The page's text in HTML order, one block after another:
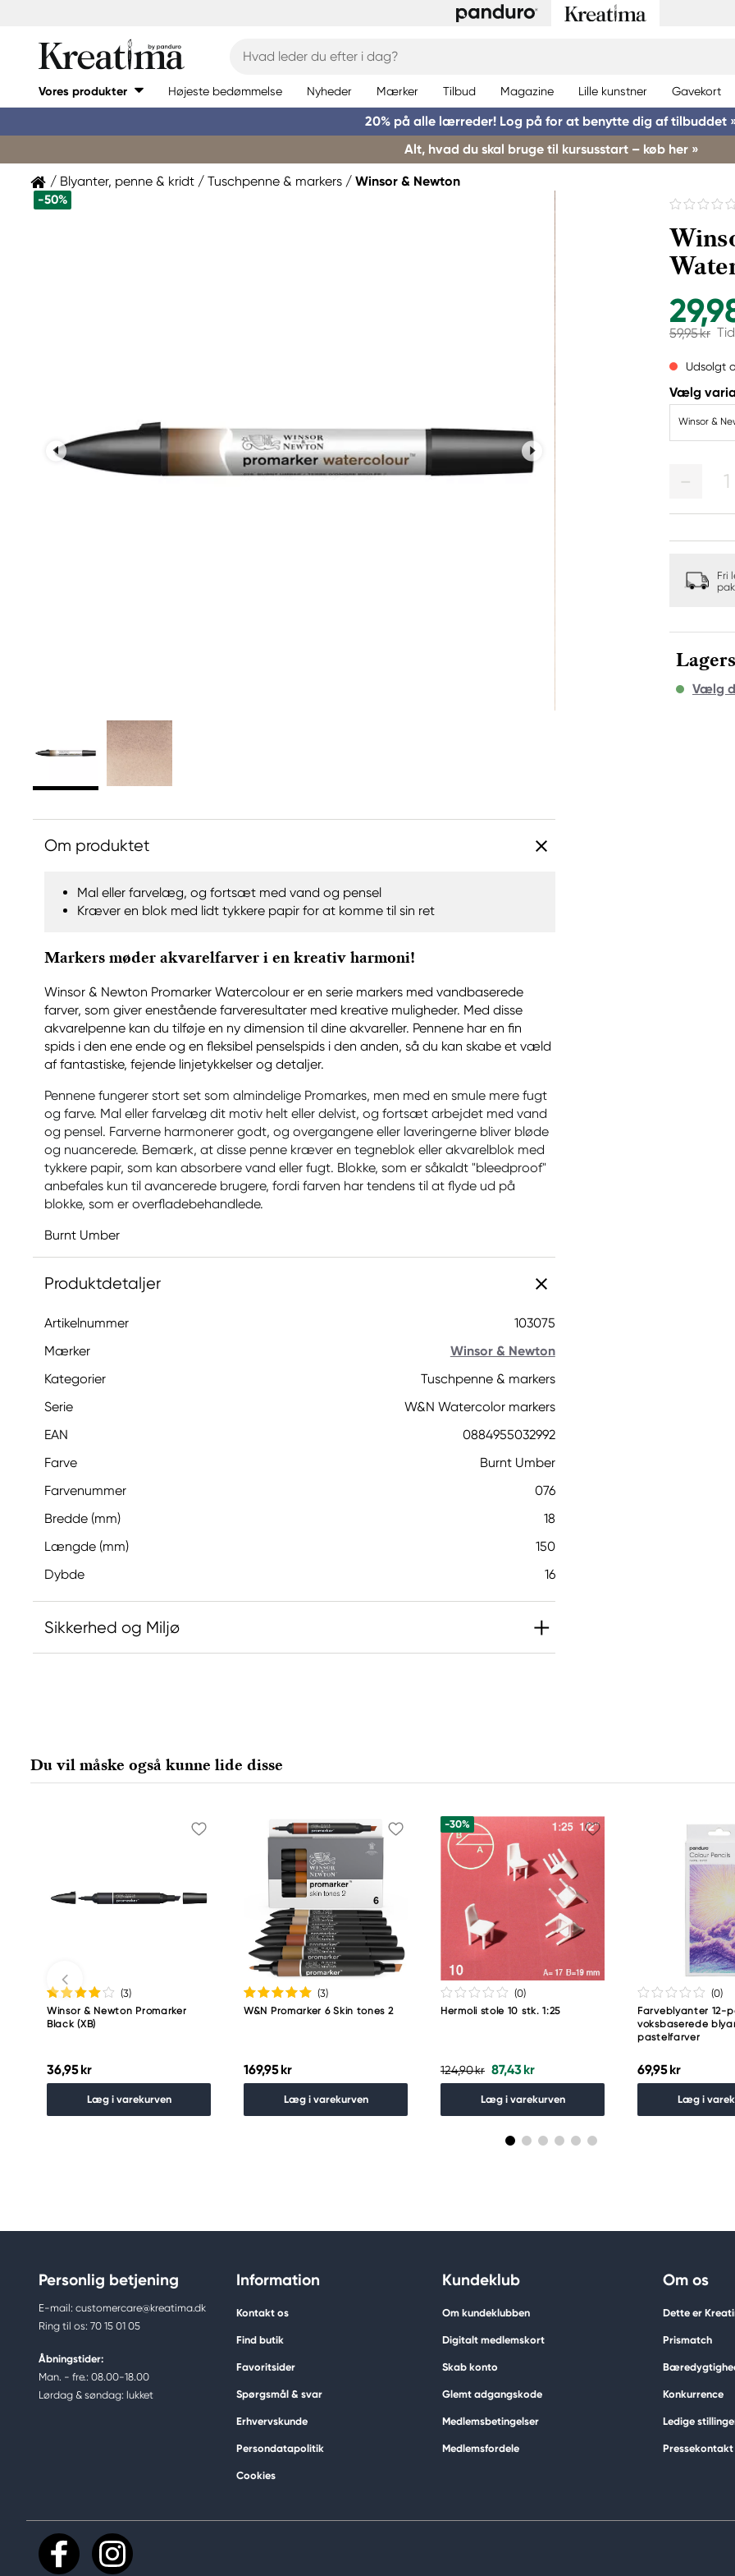
Vores produkter Højeste bedømmelse Nyheder Mærker Tilbud Magazine Lille kunstner Gavekort
20% på alle lærreder! Log på for at benytte dig af tilbuddet
Alt, hvad du skal bruge til kursusstart – køb her »
Blyanter, penne & kridt Tuschpenne & markers Winsor & Newton
-50%
59,95 kr
Udsolgt
Vælg
Winsor &
1
Fri
Vælg
Om produktet
Mal eller farvelæg, og fortsæt med vand og pensel
Kræver en blok med lidt tykkere papir for at komme til sin ret
Markers møder akvarelfarver i en kreativ harmoni!
Winsor & Newton Promarker Watercolour er en serie markers med vandbaserede
farver, som giver enestående farveresultater med kreative muligheder. Med disse
akvarelpenne kan du tilføje en ny dimension til dine akvareller. Pennene har en fin
spids i den ene ende og en fleksibel penselspids i den anden, så du kan skabe et væld
af fantastiske, fejende linjetykkelser og detaljer.
Pennene fungerer stort set som almindelige Promarkes, men med en smule mere fugt
og farve. Mal eller farvelæg dit motiv helt eller delvist, og fortsæt arbejdet med vand
og pensel. Farverne harmonerer godt, og overgangene eller laveringerne bliver bløde
og nuancerede. Bemærk, at disse penne kræver en tegneblok eller akvarelblok med
tykkere papir, som kan absorbere vand eller fugt. Blokke, som er såkaldt "bleedproof"
anbefales kun til avancerede brugere, fordi farven har tendens til at flyde ud på
blokke, som er overfladebehandlede.
Burnt Umber
Produktdetaljer
Artikelnummer
103075
Mærker
Winsor & Newton
Kategorier
Tuschpenne & markers
Serie
W&N Watercolor markers
EAN
0884955032992
Farve
Burnt Umber
Farvenummer
076
Bredde (mm)
18
Længde (mm)
150
Dybde
16
Sikkerhed og Miljø
61930 Trosa, Sweden
info@colart.se
Du vil måske også kunne lide disse
(3)
Winsor & Newton Promarker
Black (XB)
36,95 kr
Læg i varekurven
(3)
W&N Promarker 6 Skin tones 2
169,95 kr
Læg i varekurven
-30%
(0)
Hermoli stole 10 stk. 1:25
124,90 kr 87,43 kr
Læg i varekurven
(0)
Farveblyanter 12-
voksbaserede
pastelfarver
69,95 kr
Læg i
Personlig betjening
E-mail: customercare@kreatima.dk
Ring til os: 70 15 01 05
Åbningstider:
Man. - fre.: 08.00-18.00
Lørdag & søndag: lukket
Information
Kontakt os
Find butik
Favoritsider
Spørgsmål & svar
Erhvervskunde
Persondatapolitik
Cookies
Kundeklub
Om kundeklubben
Digitalt medlemskort
Skab konto
Glemt adgangskode
Medlemsbetingelser
Medlemsfordele
Om os
Dette er
Prismatch
Konkurrence
Ledige
Pressekontakt